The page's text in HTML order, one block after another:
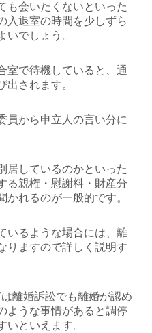
も会いたくないといった
入退室の時間を少しずら
いでしょう。
室で待機していると、通
出されます。
員から申立人の言い分に
居しているのかといった
る親権・慰謝料・財産分
れるのが一般的です。
いるような場合には、離
りますので詳しく説明す
離婚訴訟でも離婚が認め
ような事情があると調停
いといえます。